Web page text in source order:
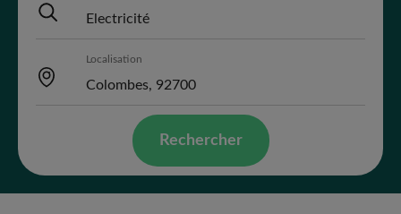
Localisation
Rechercher